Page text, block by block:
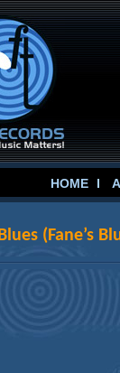
HOME
(Fane’s